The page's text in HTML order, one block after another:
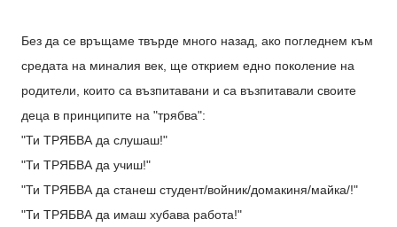
Без да се връщаме твърде много назад, ако погледнем към
средата на миналия век, ще открием едно поколение на
родители, които са възпитавани и са възпитавали своите
деца в принципите на "трябва":
"Ти ТРЯБВА да слушаш!"
"Ти ТРЯБВА да учиш!"
"Ти ТРЯБВА да станеш студент/войник/домакиня/майка/!"
"Ти ТРЯБВА да имаш хубава работа!"